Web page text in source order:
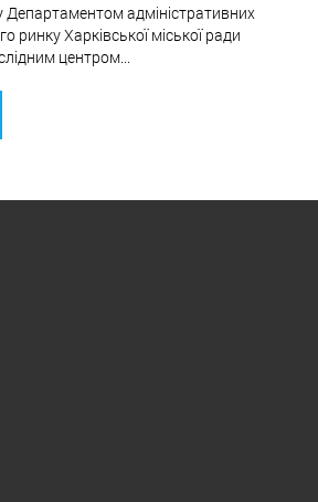
Департаментом адміністративних
ринку Харківської міської ради
центром...